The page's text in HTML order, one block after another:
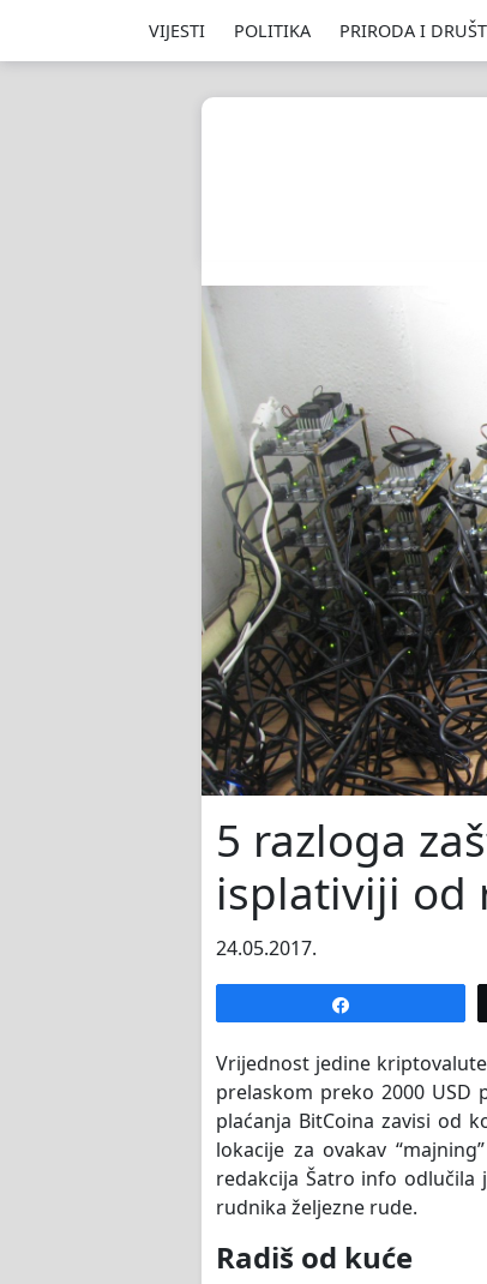
VIJESTI POLITIKA PRIRODA I
5 razloga
isplativiji od
24.05.2017.
Vrijednost jedine
prelaskom preko 2000 USD
plaćanja BitCoina zavisi od
lokacije za ovakav
redakcija Šatro info odlučila
rudnika željezne rude.
Radiš od kuće